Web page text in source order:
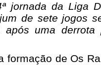
jornada da Liga
de sete jogos
após uma
formação de Os